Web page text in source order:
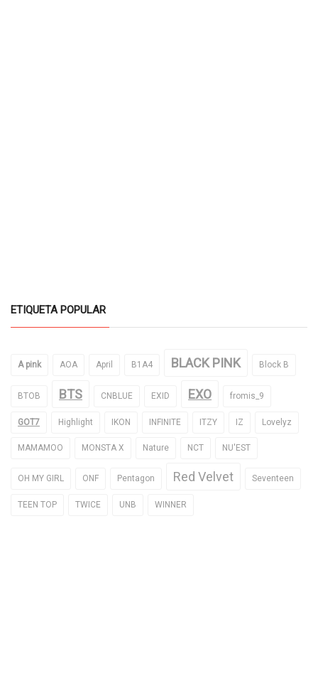
ETIQUETA POPULAR
A pink AOA April B1A4 BLACK PINK Block B
BTOB BTS CNBLUE EXID EXO fromis_9
GOT7 Highlight IKON INFINITE ITZY IZ Lovelyz
MAMAMOO MONSTA X Nature NCT NU'EST
OH MY GIRL ONF Pentagon Red Velvet Seventeen
TEEN TOP TWICE UNB WINNER